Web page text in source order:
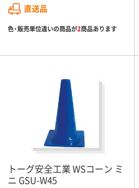
直送品
色・販売単位違いの商品が2商品あります
トーグ安全工業 WSコーン ミ
ニ GSU-W45